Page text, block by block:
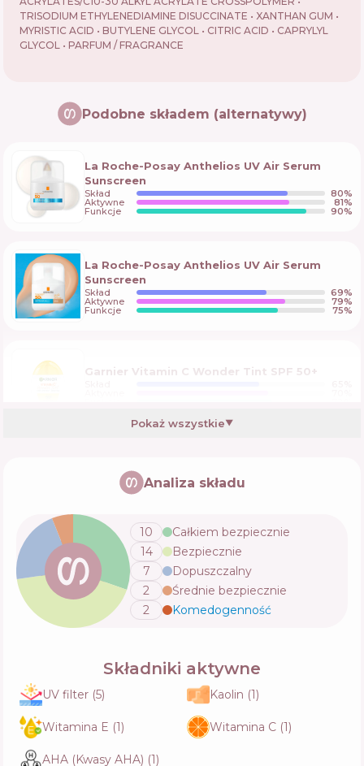
TRISODIUM ETHYLENEDIAMINE DISUCCINATE • XANTHAN GUM •
MYRISTIC ACID • BUTYLENE GLYCOL • CITRIC ACID • CAPRYLYL
GLYCOL • PARFUM / FRAGRANCE
Podobne składem (alternatywy)
La Roche-Posay Anthelios UV Air Serum
Sunscreen
Skład 80%
Aktywne 81%
Funkcje 90%
La Roche-Posay Anthelios UV Air Serum
Sunscreen
Skład 69%
Aktywne 79%
Funkcje 75%
Garnier Vitamin C Wonder Tint SPF 50+
CeraVe Invisible Dry Touch Fluid SPF 50+
Aktywne
Darrow Actine FPS 60
Skład
Aktywne
Funkcje
Uriage Bariesun Moisturising Kids Lotion
SPF 50+
Skład
Aktywne
Pokaż wszystkie▼
Analiza składu
10
Całkiem bezpiecznie
14
Bezpiecznie
7
Dopuszczalny
2
Średnie bezpiecznie
2
Komedogenność
Składniki aktywne
UV filter (5) Kaolin (1)
Witamina E (1) Witamina C (1)
AHA (Kwasy AHA) (1)